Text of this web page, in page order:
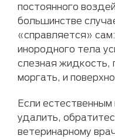
постоянного
большинстве
«справляется»
инородного тела
слезная жидкость,
моргать, и
Если
удалить,
ветеринарному